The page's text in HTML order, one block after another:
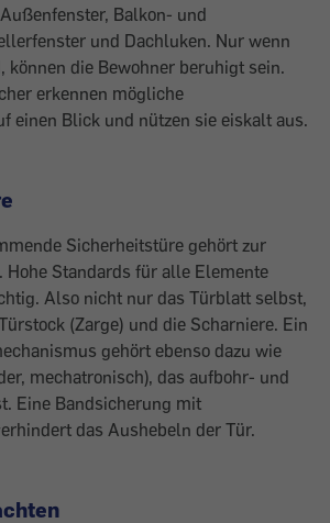
Balkon- und
und Dachluken. Nur wenn
können die Bewohner beruhigt sein.
erkennen mögliche
einen Blick und nützen sie eiskalt aus.
Sicherheitstüre gehört zur
Hohe Standards für alle Elemente
Also nicht nur das Türblatt selbst,
(Zarge) und die Scharniere. Ein
gehört ebenso dazu wie
mechatronisch), das aufbohr- und
Eine Bandsicherung mit
das Aushebeln der Tür.